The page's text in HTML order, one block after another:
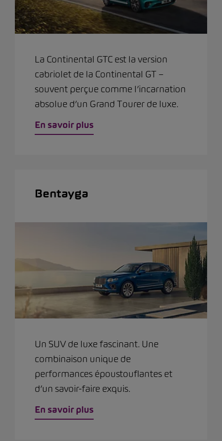
La Continental GTC est la version
cabriolet de la Continental GT –
souvent perçue comme l’incarnation
absolue d’un Grand Tourer de luxe.
En savoir plus
Bentayga
Un SUV de luxe fascinant. Une
combinaison unique de
performances époustouflantes et
d’un savoir-faire exquis.
En savoir plus